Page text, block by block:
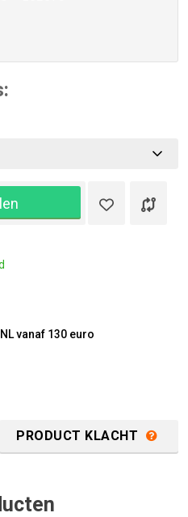
vanaf 130 euro
PRODUCT KLACHT